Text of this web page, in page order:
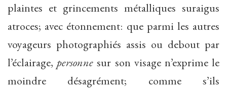
plaintes et grincements métalliques suraigus
atroces; avec étonnement: que parmi les autres
voyageurs photographiés assis ou debout par
l’éclairage,personne sur son visage n’exprime le
moindre désagrément; comme s’ils